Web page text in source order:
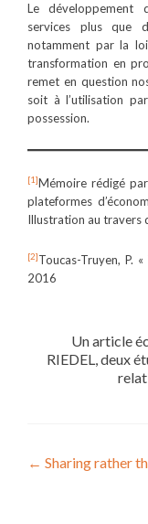
Le développement
services plus que
notamment par la loi
transformation en
remet en question
soit à l’utilisation
possession.
[1]Mémoire rédigé
plateformes
Illustration au travers
[2]Toucas-Truyen, P.
2016
Un article
RIEDEL, deux
← Sharing rather